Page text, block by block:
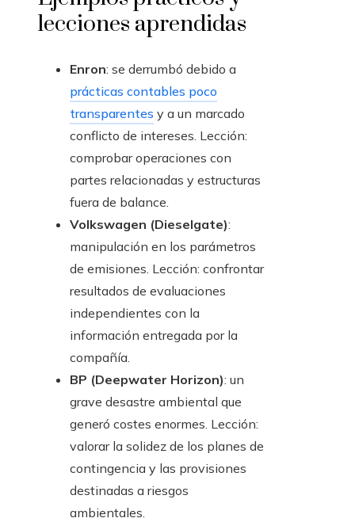
lecciones aprendidas
Enron: se derrumbó debido a
prácticas contables poco
transparentes y a un marcado
conflicto de intereses. Lección:
comprobar operaciones con
partes relacionadas y estructuras
fuera de balance.
Volkswagen (Dieselgate):
manipulación en los parámetros
de emisiones. Lección: confrontar
resultados de evaluaciones
independientes con la
información entregada por la
compañía.
BP (Deepwater Horizon): un
grave desastre ambiental que
generó costes enormes. Lección:
valorar la solidez de los planes de
contingencia y las provisiones
destinadas a riesgos
ambientales.